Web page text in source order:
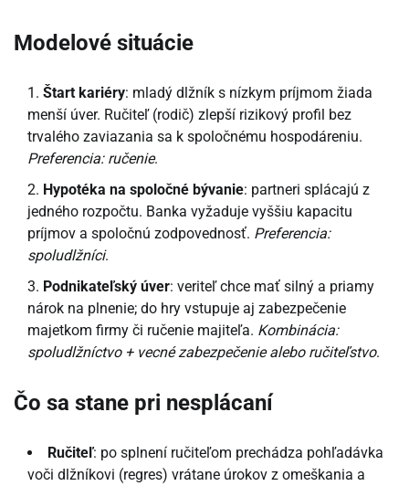
Modelové situácie
Štart kariéry: mladý dlžník s nízkym príjmom žiada
menší úver. Ručiteľ (rodič) zlepší rizikový profil bez
trvalého zaviazania sa k spoločnému hospodáreniu.
Preferencia: ručenie.
Hypotéka na spoločné bývanie: partneri splácajú z
jedného rozpočtu. Banka vyžaduje vyššiu kapacitu
príjmov a spoločnú zodpovednosť. Preferencia:
spoludlžníci.
Podnikateľský úver: veriteľ chce mať silný a priamy
nárok na plnenie; do hry vstupuje aj zabezpečenie
majetkom firmy či ručenie majiteľa. Kombinácia:
spoludlžníctvo + vecné zabezpečenie alebo ručiteľstvo.
Čo sa stane pri nesplácaní
Ručiteľ: po splnení ručiteľom prechádza pohľadávka
voči dlžníkovi (regres) vrátane úrokov z omeškania a